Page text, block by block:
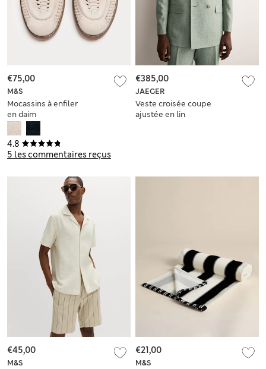
4.8
5 les commentaires reçus
M&S
Mocassins à enfiler
en daim
€75,00
JAEGER
Veste croisée coupe
ajustée en lin
€385,00
M&S
€45,00
M&S
€21,00